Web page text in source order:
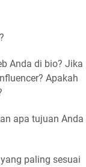
Anda di bio? Jika
Apakah
apa tujuan Anda
paling sesuai